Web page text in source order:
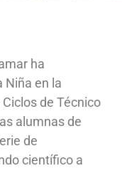
ha
Niña en la
de Técnico
alumnas de
de
científico a